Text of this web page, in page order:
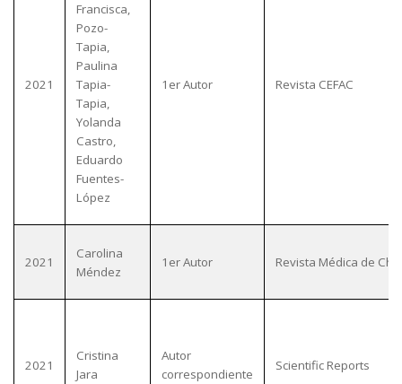
2021
Francisca,
Pozo-
Tapia,
Paulina
Tapia-
Tapia,
Yolanda
Castro,
Eduardo
Fuentes-
López
1er Autor Revista CEFAC
2021
Carolina
Méndez
1er Autor Revista Médica de
2021
Cristina
Jara
Autor
correspondiente
Scientific Reports